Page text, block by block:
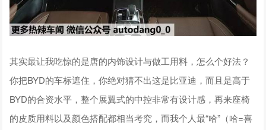
其实最让我吃惊的是唐的内饰设计与做工用料，怎么个好法？
你把BYD的车标遮住，你绝对猜不出这是比亚迪，而且是高于
BYD的合资水平，整个展翼式的中控非常有设计感，再来座椅
的皮质用料以及颜色搭配都相当考究，而我个人最“哈”（哈=喜